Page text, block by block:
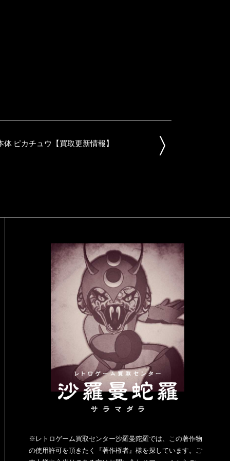
ピカチュウ【買取更新情報】
※レトロゲーム買取センター沙羅曼陀羅では、この著作物
の使用許可を頂きたく『著作権者』様を探しています。ご